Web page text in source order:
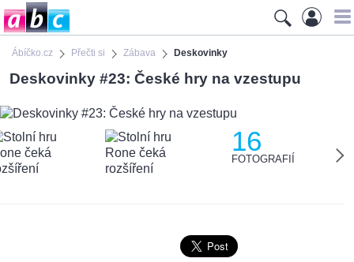
Ábíčko.cz Přečti si Zábava Deskovinky
Deskovinky #23: České hry na vzestupu
16
FOTOGRAFIÍ